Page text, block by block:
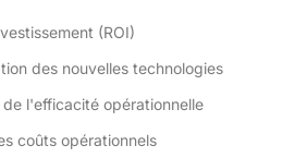
(ROI)
des nouvelles technologies
l'efficacité opérationnelle
coûts opérationnels